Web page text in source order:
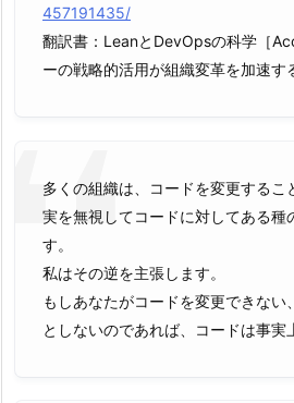
457191435/
翻訳書：LeanとDevOpsの科学［
ーの戦略的活用が組織変革を加速す
多くの組織は、コードを変更するこ
実を無視してコードに対してある種
す。
私はその逆を主張します。
もしあなたがコードを変更できない
としないのであれば、コードは事実